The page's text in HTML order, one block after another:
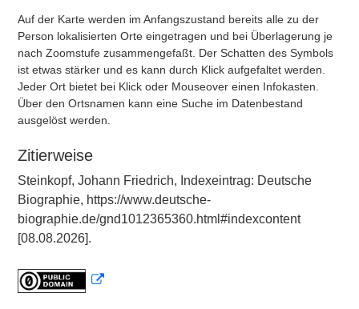
Auf der Karte werden im Anfangszustand bereits alle zu der
Person lokalisierten Orte eingetragen und bei Überlagerung je
nach Zoomstufe zusammengefaßt. Der Schatten des Symbols
ist etwas stärker und es kann durch Klick aufgefaltet werden.
Jeder Ort bietet bei Klick oder Mouseover einen Infokasten.
Über den Ortsnamen kann eine Suche im Datenbestand
ausgelöst werden.
Zitierweise
Steinkopf, Johann Friedrich, Indexeintrag: Deutsche
Biographie, https://www.deutsche-
biographie.de/gnd1012365360.html#indexcontent
[08.08.2026].